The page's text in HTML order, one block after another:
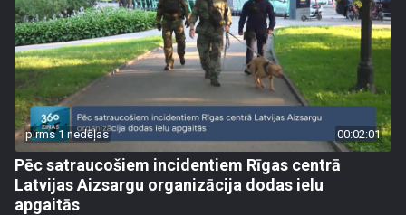
pirms 1 nedēļas 00:02:01
Pēc satraucošiem incidentiem Rīgas centrā
Latvijas Aizsargu organizācija dodas ielu
apgaitās